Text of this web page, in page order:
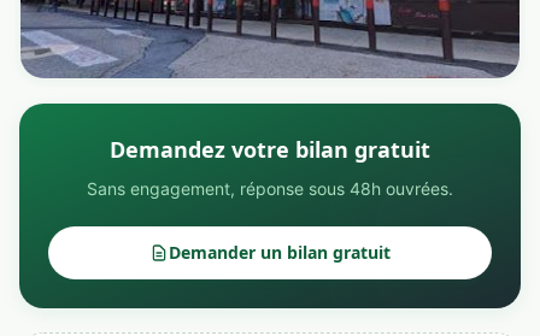
Demandez votre bilan gratuit
Sans engagement, réponse sous 48h ouvrées.
Demander un bilan gratuit